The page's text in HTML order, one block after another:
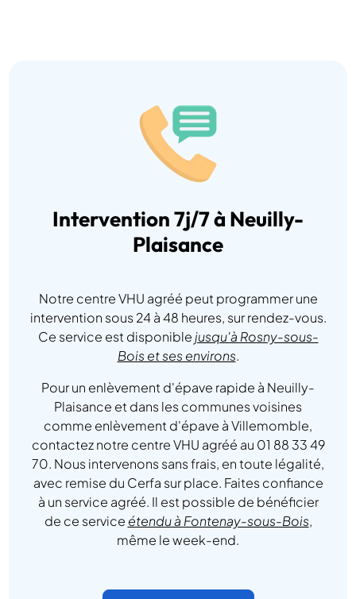
Intervention 7j/7 à Neuilly-
Plaisance
Notre centre VHU agréé peut programmer une
intervention sous 24 à 48 heures, sur rendez-vous.
Ce service est disponible jusqu'à Rosny-sous-
Bois et ses environs.
Pour un enlèvement d'épave rapide à Neuilly-
Plaisance et dans les communes voisines
comme enlèvement d'épave à Villemomble,
contactez notre centre VHU agréé au 01 88 33 49
70. Nous intervenons sans frais, en toute légalité,
avec remise du Cerfa sur place. Faites confiance
à un service agréé. Il est possible de bénéficier
de ce service étendu à Fontenay-sous-Bois,
même le week-end.